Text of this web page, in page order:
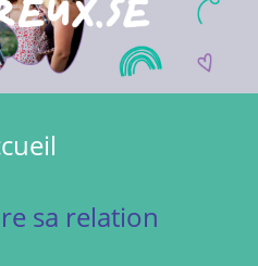
sa relation